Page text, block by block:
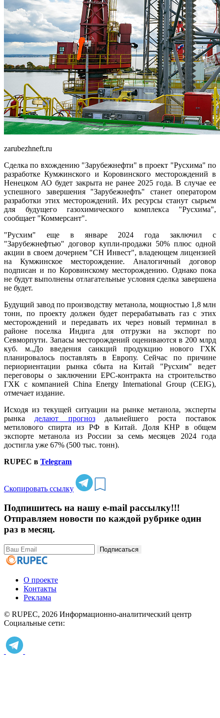
zarubezhneft.ru
Сделка по вхождению "Зарубежнефти" в проект "Русхима" по
разработке Кумжинского и Коровинского месторождений в
Ненецком АО будет закрыта не ранее 2025 года. В случае ее
успешного завершения "Зарубежнефть" станет оператором
разработки этих месторождений. Их ресурсы станут сырьем
для будущего газохимического комплекса "Русхима",
сообщает "Коммерсант".
"Русхим" еще в январе 2024 года заключил с
"Зарубежнефтью" договор купли-продажи 50% плюс одной
акции в своем дочернем "СН Инвест", владеющем лицензией
на Кумжинское месторождение. Аналогичный договор
подписан и по Коровинскому месторождению. Однако пока
не будут выполнены отлагательные условия сделка завершена
не будет.
Будущий завод по производству метанола, мощностью 1,8 млн
тонн, по проекту должен будет перерабатывать газ с этих
месторождений и передавать их через новый терминал в
районе поселка Индига для отгрузки на экспорт по
Севморпути. Запасы месторождений оцениваются в 200 млрд
куб. м.,До введения санкций продукцию нового ГХК
планировалось поставлять в Европу. Сейчас по причине
периориентации рынка сбыта на Китай "Русхим" ведет
переговоры о заключении EPC-контракта на строительство
ГХК с компанией China Energy International Group (CEIG),
отмечает издание.
Исходя из текущей ситуации на рынке метанола, эксперты
рынкаделают прогноздальнейшего роста поставок
метилового спирта из РФ в Китай. Доля КНР в общем
экспорте метанола из России за семь месяцев 2024 года
достигла уже 67% (500 тыс. тонн).
RUPEC в Telegram
Скопировать ссылку
Подпишитесь на нашу e-mail рассылку!!!
Отправляем новости по каждой рубрике один
раз в месяц.
Подписаться
О проекте
Контакты
Реклама
© RUPEC, 2026 Информационно-аналитический центр
Социальные сети: